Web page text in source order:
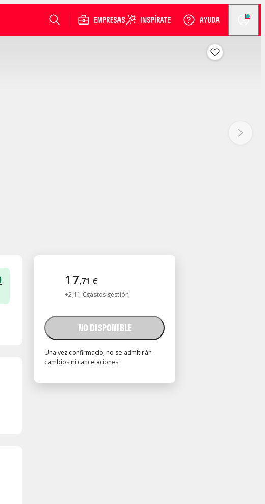
17,71 €
+2,11 €gastos gestión
NO DISPONIBLE
Una vez confirmado, no se admitirán
cambios ni cancelaciones